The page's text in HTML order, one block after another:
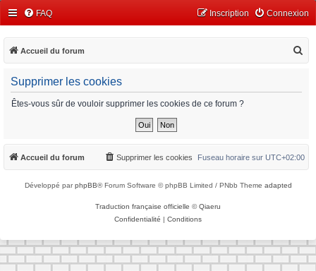
FAQ Connexion
Inscription
Accueil du forum
h
Supprimer les cookies
Êtes-vous sûr de vouloir supprimer les cookies de ce forum ?
Accueil du forum Fuseau horaire sur UTC+02:00
Supprimer les cookies
Développé parphpBB® Forum Software © phpBB Limited / PNbb Theme adapted
Traduction française officielle ©Qiaeru
Confidentialité | Conditions